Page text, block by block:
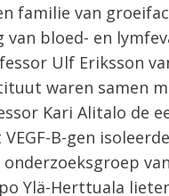
familie van
van bloed- en
Ulf Eriksson
waren samen
Kari Alitalo de
B-gen
van
Ylä-Herttuala